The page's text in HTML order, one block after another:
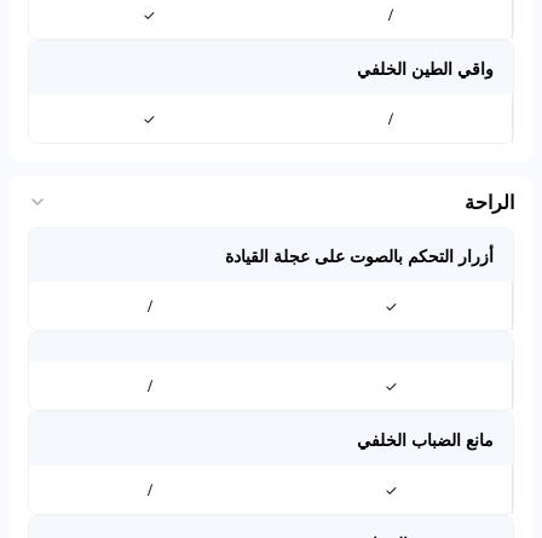
/
✓
واقي الطين الخلفي
/
✓
الراحة
أزرار التحكم بالصوت على عجلة القيادة
✓
/
✓
/
مانع الضباب الخلفي
✓
/